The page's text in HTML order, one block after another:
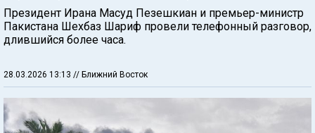
Президент Ирана Масуд Пезешкиан и премьер-министр
Пакистана Шехбаз Шариф провели телефонный разговор,
длившийся более часа.
28.03.2026 13:13 // Ближний Восток